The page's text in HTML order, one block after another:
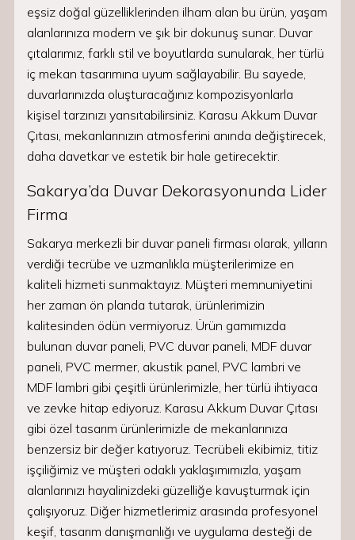
eşsiz doğal güzelliklerinden ilham alan bu ürün, yaşam
alanlarınıza modern ve şık bir dokunuş sunar. Duvar
çıtalarımız, farklı stil ve boyutlarda sunularak, her türlü
iç mekan tasarımına uyum sağlayabilir. Bu sayede,
duvarlarınızda oluşturacağınız kompozisyonlarla
kişisel tarzınızı yansıtabilirsiniz. Karasu Akkum Duvar
Çıtası, mekanlarınızın atmosferini anında değiştirecek,
daha davetkar ve estetik bir hale getirecektir.
Sakarya’da Duvar Dekorasyonunda Lider
Firma
Sakarya merkezli bir duvar paneli firması olarak, yılların
verdiği tecrübe ve uzmanlıkla müşterilerimize en
kaliteli hizmeti sunmaktayız. Müşteri memnuniyetini
her zaman ön planda tutarak, ürünlerimizin
kalitesinden ödün vermiyoruz. Ürün gamımızda
bulunan duvar paneli, PVC duvar paneli, MDF duvar
paneli, PVC mermer, akustik panel, PVC lambri ve
MDF lambri gibi çeşitli ürünlerimizle, her türlü ihtiyaca
ve zevke hitap ediyoruz. Karasu Akkum Duvar Çıtası
gibi özel tasarım ürünlerimizle de mekanlarınıza
benzersiz bir değer katıyoruz. Tecrübeli ekibimiz, titiz
işçiliğimiz ve müşteri odaklı yaklaşımımızla, yaşam
alanlarınızı hayalinizdeki güzelliğe kavuşturmak için
çalışıyoruz. Diğer hizmetlerimiz arasında profesyonel
keşif, tasarım danışmanlığı ve uygulama desteği de